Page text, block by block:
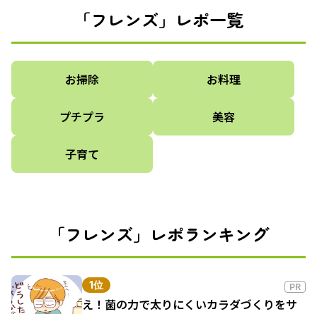
「フレンズ」レポ一覧
お掃除 お料理
プチプラ 美容
子育て
「フレンズ」レポランキング
1位 PR
え！菌の力で太りにくいカラダづくりをサ